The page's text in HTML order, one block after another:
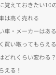
覚えておきたい10
は高く売れる
車・メーカーはあ
買い取ってもらえ
どれくらい変わる？
える！